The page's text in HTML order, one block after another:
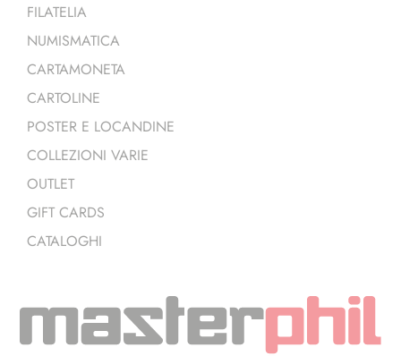
FILATELIA
NUMISMATICA
CARTAMONETA
CARTOLINE
POSTER E LOCANDINE
COLLEZIONI VARIE
OUTLET
GIFT CARDS
CATALOGHI